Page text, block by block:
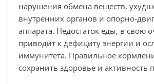
нарушения обмена веществ,
внутренних органов и опорно-
аппарата. Недостаток еды, в свою
приводит к дефициту энергии и
иммунитета. Правильное
сохранить здоровье и активность